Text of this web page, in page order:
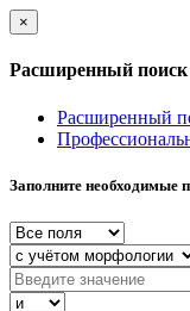
×
Расширенный поиск
Расширенный
Заполните необходимые